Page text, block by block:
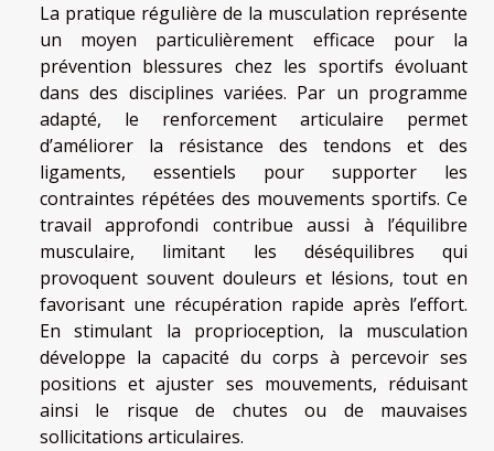
La pratique régulière de la musculation représente
un moyen particulièrement efficace pour la
prévention blessures chez les sportifs évoluant
dans des disciplines variées. Par un programme
adapté, le renforcement articulaire permet
d’améliorer la résistance des tendons et des
ligaments, essentiels pour supporter les
contraintes répétées des mouvements sportifs. Ce
travail approfondi contribue aussi à l’équilibre
musculaire, limitant les déséquilibres qui
provoquent souvent douleurs et lésions, tout en
favorisant une récupération rapide après l’effort.
En stimulant la proprioception, la musculation
développe la capacité du corps à percevoir ses
positions et ajuster ses mouvements, réduisant
ainsi le risque de chutes ou de mauvaises
sollicitations articulaires.